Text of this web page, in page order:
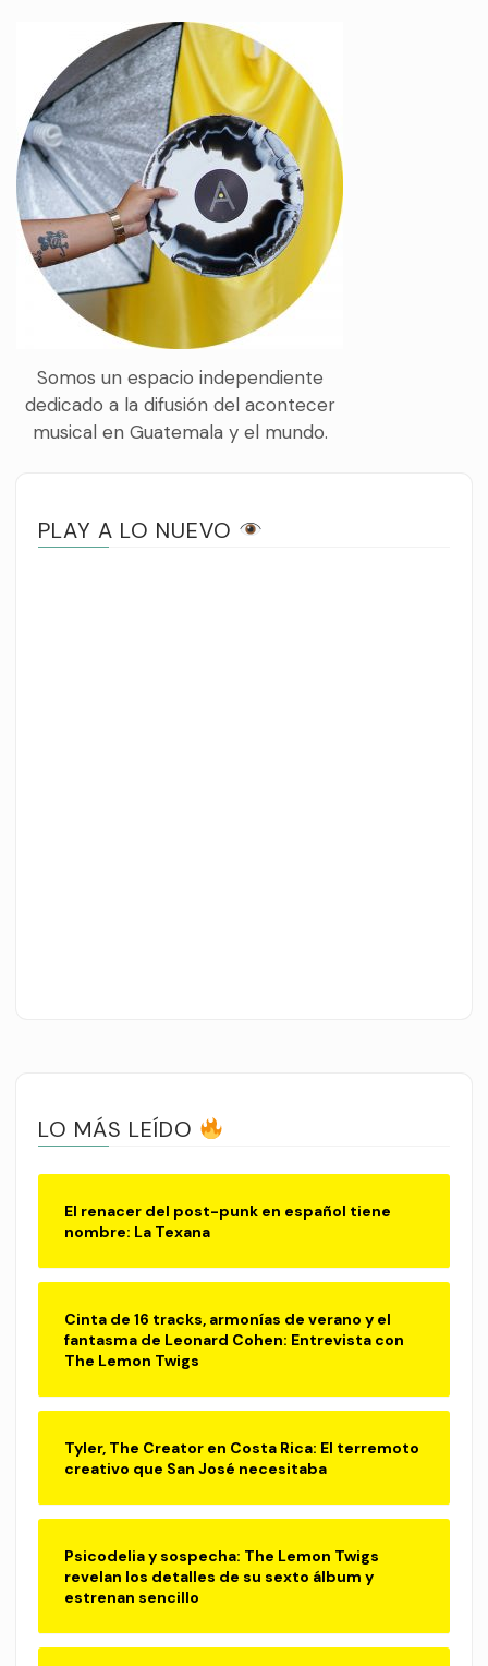
Somos un espacio independiente
dedicado a la difusión del acontecer
musical en Guatemala y el mundo.
PLAY A LO NUEVO
LO MÁS LEÍDO
El renacer del post-punk en español tiene
nombre: La Texana
Cinta de 16 tracks, armonías de verano y el
fantasma de Leonard Cohen: Entrevista con
The Lemon Twigs
Tyler, The Creator en Costa Rica: El terremoto
creativo que San José necesitaba
Psicodelia y sospecha: The Lemon Twigs
revelan los detalles de su sexto álbum y
estrenan sencillo